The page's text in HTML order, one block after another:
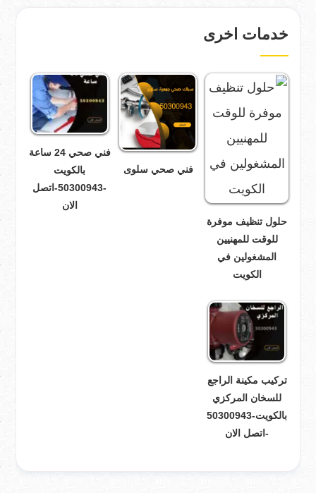
خدمات اخرى
حلول تنظيف موفرة
للوقت للمهنيين
المشغولين في
الكويت
فني صحي سلوى
فني صحي 24 ساعة
بالكويت
-50300943-اتصل
الان
تركيب مكينة الراجع
للسخان المركزي
بالكويت-50300943
-اتصل الان